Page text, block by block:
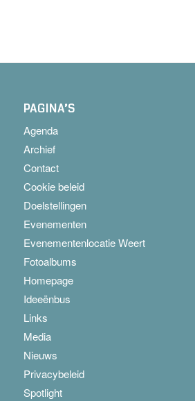
PAGINA’S
Agenda
Archief
Contact
Cookie beleid
Doelstellingen
Evenementen
Evenementenlocatie Weert
Fotoalbums
Homepage
Ideeënbus
Links
Media
Nieuws
Privacybeleid
Spotlight